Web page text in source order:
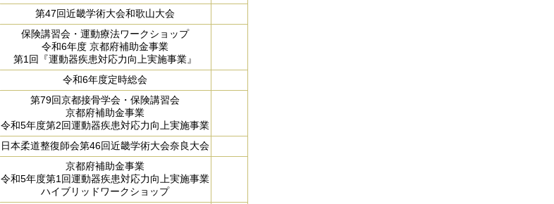
第47回近畿学術大会和歌山大会
保険講習会・運動療法ワークショップ
令和6年度 京都府補助金事業
第1回『運動器疾患対応力向上実施事業』
令和6年度定時総会
第79回京都接骨学会・保険講習会
京都府補助金事業
令和5年度第2回運動器疾患対応力向上実施事業
日本柔道整復師会第46回近畿学術大会奈良大会
京都府補助金事業
令和5年度第1回運動器疾患対応力向上実施事業
ハイブリッドワークショップ